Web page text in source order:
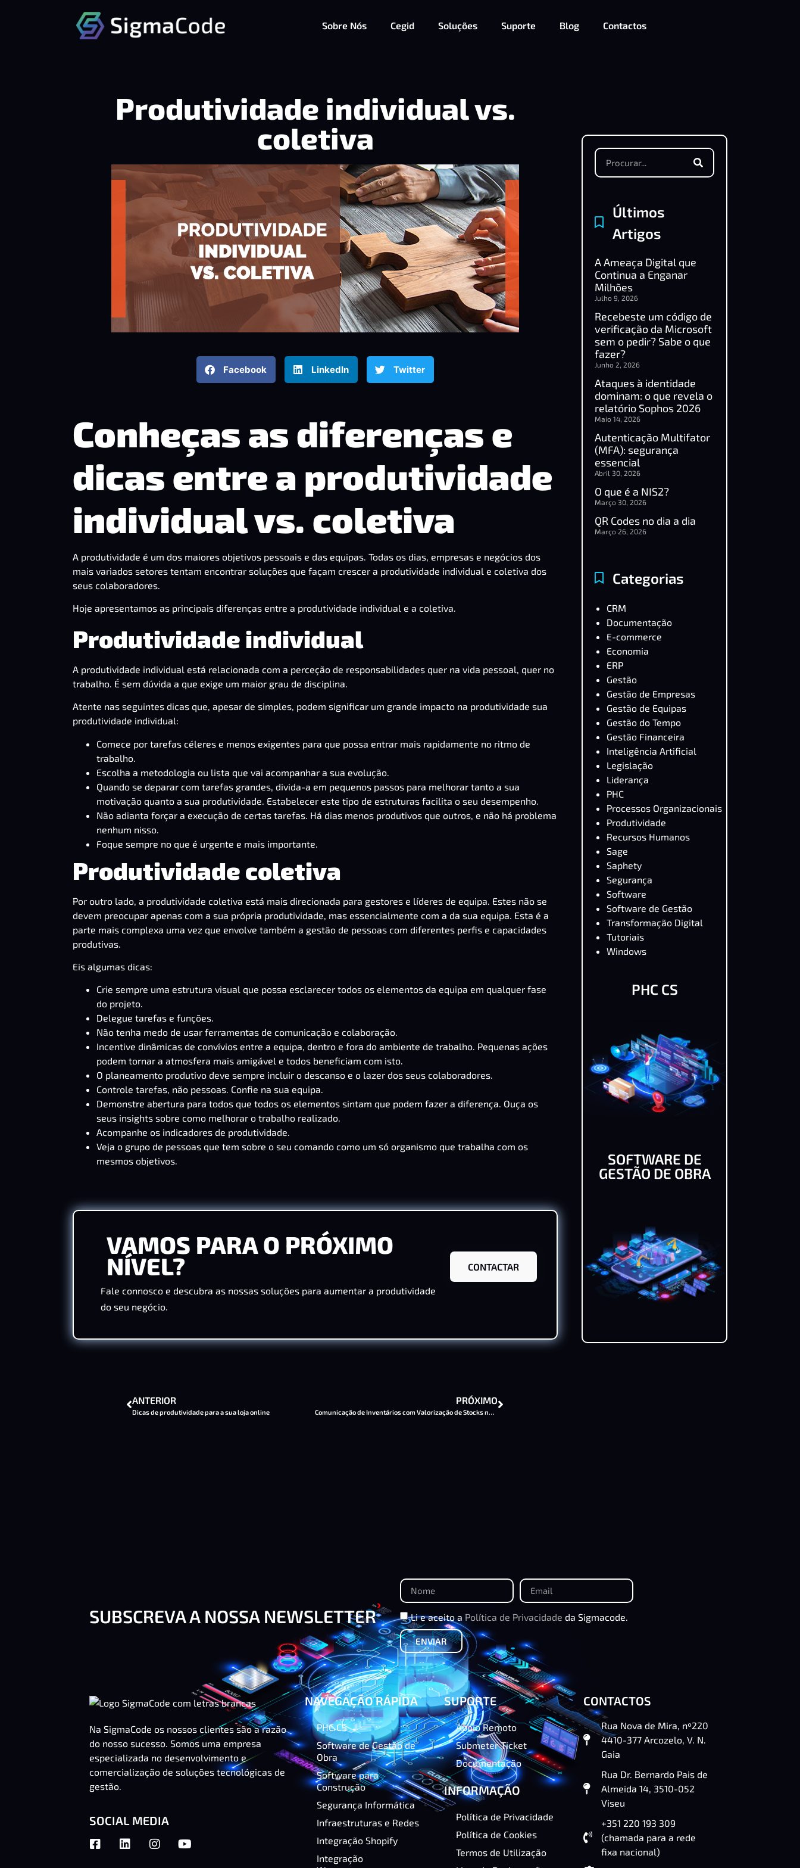
Sobre Nós Cegid Soluções Suporte Blog Contactos
Produtividade individual vs.
coletiva
Facebook LinkedIn Twitter
Conheças as diferenças e
dicas entre a produtividade
individual vs. coletiva
A produtividade é um dos maiores objetivos pessoais e das equipas. Todas os dias, empresas e negócios dos
mais variados setores tentam encontrar soluções que façam crescer a produtividade individual e coletiva dos
seus colaboradores.
Hoje apresentamos as principais diferenças entre a produtividade individual e a coletiva.
Produtividade individual
A produtividade individual está relacionada com a perceção de responsabilidades quer na vida pessoal, quer no
trabalho. É sem dúvida a que exige um maior grau de disciplina.
Atente nas seguintes dicas que, apesar de simples, podem significar um grande impacto na produtividade sua
produtividade individual:
Comece por tarefas céleres e menos exigentes para que possa entrar mais rapidamente no ritmo de
trabalho.
Escolha a metodologia ou lista que vai acompanhar a sua evolução.
Quando se deparar com tarefas grandes, divida-a em pequenos passos para melhorar tanto a sua
motivação quanto a sua produtividade. Estabelecer este tipo de estruturas facilita o seu desempenho.
Não adianta forçar a execução de certas tarefas. Há dias menos produtivos que outros, e não há problema
nenhum nisso.
Foque sempre no que é urgente e mais importante.
Produtividade coletiva
Por outro lado, a produtividade coletiva está mais direcionada para gestores e líderes de equipa. Estes não se
devem preocupar apenas com a sua própria produtividade, mas essencialmente com a da sua equipa. Esta é a
parte mais complexa uma vez que envolve também a gestão de pessoas com diferentes perfis e capacidades
produtivas.
Eis algumas dicas:
Crie sempre uma estrutura visual que possa esclarecer todos os elementos da equipa em qualquer fase
do projeto.
Delegue tarefas e funções.
Não tenha medo de usar ferramentas de comunicação e colaboração.
Incentive dinâmicas de convívios entre a equipa, dentro e fora do ambiente de trabalho. Pequenas ações
podem tornar a atmosfera mais amigável e todos beneficiam com isto.
O planeamento produtivo deve sempre incluir o descanso e o lazer dos seus colaboradores.
Controle tarefas, não pessoas. Confie na sua equipa.
Demonstre abertura para todos que todos os elementos sintam que podem fazer a diferença. Ouça os
seus insights sobre como melhorar o trabalho realizado.
Acompanhe os indicadores de produtividade.
Veja o grupo de pessoas que tem sobre o seu comando como um só organismo que trabalha com os
mesmos objetivos.
VAMOS PARA O PRÓXIMO
NÍVEL?
Fale connosco e descubra as nossas soluções para aumentar a produtividade
do seu negócio.
CONTACTAR
ANTERIOR
Dicas de produtividade para a sua loja online
PRÓXIMO
Comunicação de Inventários com Valorização de Stocks no PHC
Últimos
Artigos
A Ameaça Digital que
Continua a Enganar
Milhões
Julho 9, 2026
Recebeste um código de
verificação da Microsoft
sem o pedir? Sabe o que
fazer?
Junho 2, 2026
Ataques à identidade
dominam: o que revela o
relatório Sophos 2026
Maio 14, 2026
Autenticação Multifator
(MFA): segurança
essencial
Abril 30, 2026
O que é a NIS2?
Março 30, 2026
QR Codes no dia a dia
Março 26, 2026
Categorias
CRM
Documentação
E-commerce
Economia
ERP
Gestão
Gestão de Empresas
Gestão de Equipas
Gestão do Tempo
Gestão Financeira
Inteligência Artificial
Legislação
Liderança
PHC
Processos Organizacionais
Produtividade
Recursos Humanos
Sage
Saphety
Segurança
Software
Software de Gestão
Transformação Digital
Tutoriais
Windows
PHC CS
SOFTWARE DE
GESTÃO DE OBRA
SUBSCREVA A NOSSA NEWSLETTER Li e aceito a Política de Privacidade da Sigmacode.
ENVIAR
Na SigmaCode os nossos clientes são a razão
do nosso sucesso. Somos uma empresa
especializada no desenvolvimento e
comercialização de soluções tecnológicas de
gestão.
SOCIAL MEDIA
NAVEGAÇÃO RÁPIDA
PHC CS
Software de Gestão de
Obra
Software para
Construção
Segurança Informática
Infraestruturas e Redes
Integração Shopify
Integração
SUPORTE
Apoio Remoto
Submeter Ticket
Documentação
INFORMAÇÃO
Política de Privacidade
Política de Cookies
Termos de Utilização
CONTACTOS
Rua Nova de Mira, nº220
4410-377 Arcozelo, V. N.
Gaia
Rua Dr. Bernardo Pais de
Almeida 14, 3510-052
Viseu
+351 220 193 309
(chamada para a rede
fixa nacional)